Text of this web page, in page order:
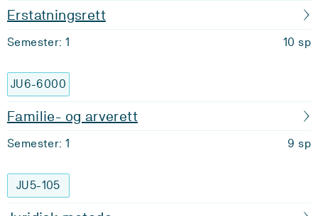
Erstatningsrett
Semester: 1 10 sp
JU6-6000
Familie- og arverett
Semester: 1 9 sp
JU5-105